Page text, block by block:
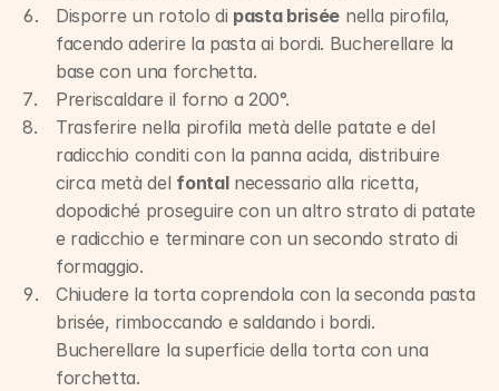
Disporre un rotolo di pasta brisée nella pirofila,
facendo aderire la pasta ai bordi. Bucherellare la
base con una forchetta.
Preriscaldare il forno a 200°.
Trasferire nella pirofila metà delle patate e del
radicchio conditi con la panna acida, distribuire
circa metà del fontal necessario alla ricetta,
dopodiché proseguire con un altro strato di patate
e radicchio e terminare con un secondo strato di
formaggio.
Chiudere la torta coprendola con la seconda pasta
brisée, rimboccando e saldando i bordi.
Bucherellare la superficie della torta con una
forchetta.